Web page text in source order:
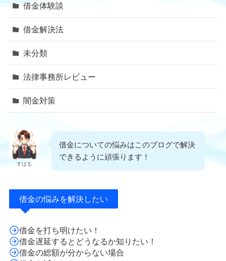
借金体験談
借金解決法
未分類
法律事務所レビュー
闇金対策
すばる
借金についての悩みはこのブログで解決
できるように頑張ります！
借金の悩みを解決したい
借金を打ち明けたい！
借金遅延するとどうなるか知りたい！
借金の総額が分からない場合